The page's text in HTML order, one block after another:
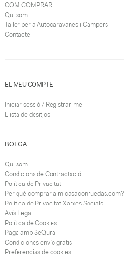
COM COMPRAR
Qui som
Taller per a Autocaravanes i Campers
Contacte
EL MEU COMPTE
Iniciar sessió / Registrar-me
Llista de desitjos
BOTIGA
Qui som
Condicions de Contractació
Política de Privacitat
Per què comprar a micasaconruedas.com?
Política de Privacitat Xarxes Socials
Avís Legal
Política de Cookies
Paga amb SeQura
Condiciones envío gratis
Preferencias de cookies